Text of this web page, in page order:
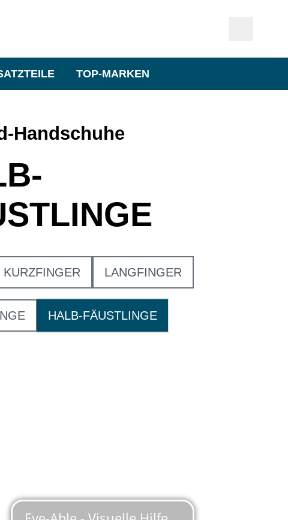
TOP-MARKEN
Handschuhe
KURZFINGER LANGFINGER
HALB-FÄUSTLINGE